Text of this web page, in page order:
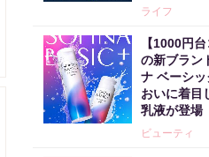
ライフ
【1000円
の新ブラン
ナ ベーシ
おいに着目
乳液が登場
ビューティ